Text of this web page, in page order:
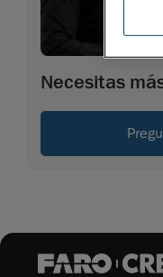
Necesitas